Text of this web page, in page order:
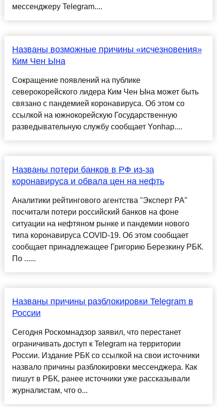
мессенджеру Telegram....
Названы возможные причины «исчезновения»
Ким Чен Ына
Сокращение появлений на публике
северокорейского лидера Ким Чен Ына может быть
связано с пандемией коронавируса. Об этом со
ссылкой на южнокорейскую Государственную
разведывательную службу сообщает Yonhap....
Названы потери банков в РФ из-за
коронавируса и обвала цен на нефть
Аналитики рейтингового агентства "Эксперт РА"
посчитали потери российский банков на фоне
ситуации на нефтяном рынке и пандемии нового
типа коронавируса COVID-19. Об этом сообщает
сообщает принадлежащее Григорию Березкину РБК.
По ......
Названы причины разблокировки Telegram в
России
Сегодня Роскомнадзор заявил, что перестанет
ограничивать доступ к Telegram на территории
России. Издание РБК со ссылкой на свои источники
назвало причины разблокировки мессенджера. Как
пишут в РБК, ранее источники уже рассказывали
журналистам, что о...